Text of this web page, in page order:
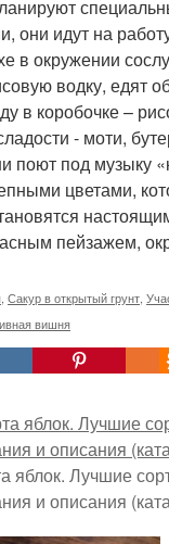
они идут на
в окружении
водку, едят
в коробочке –
- моти,
поют под музыку
цветами,
пейзажем,
Сакур в открытый грунт
вишня
яблок. Лучшие
и описания